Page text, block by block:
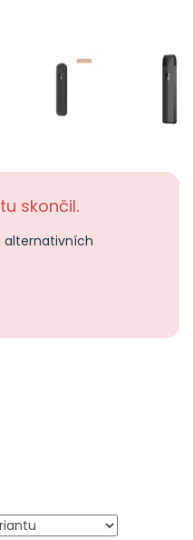
skončil.
alternativních